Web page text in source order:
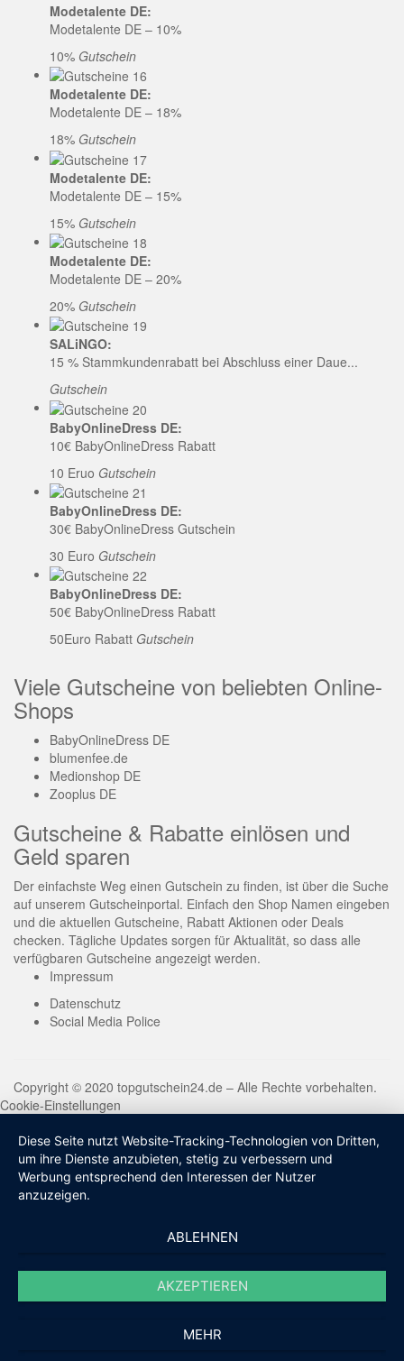
Modetalente DE:
Modetalente DE – 10%
10% Gutschein
Modetalente DE:
Modetalente DE – 18%
18% Gutschein
Modetalente DE:
Modetalente DE – 15%
15% Gutschein
Modetalente DE:
Modetalente DE – 20%
20% Gutschein
SALiNGO:
15 % Stammkundenrabatt bei Abschluss einer Daue...
Gutschein
BabyOnlineDress DE:
10€ BabyOnlineDress Rabatt
10 Eruo Gutschein
BabyOnlineDress DE:
30€ BabyOnlineDress Gutschein
30 Euro Gutschein
BabyOnlineDress DE:
50€ BabyOnlineDress Rabatt
50Euro Rabatt Gutschein
Viele Gutscheine von beliebten Online-
Shops
BabyOnlineDress DE
blumenfee.de
Medionshop DE
Zooplus DE
Gutscheine & Rabatte einlösen und
Geld sparen
Der einfachste Weg einen Gutschein zu finden, ist über die Suche
auf unserem Gutscheinportal. Einfach den Shop Namen eingeben
und die aktuellen Gutscheine, Rabatt Aktionen oder Deals
checken. Tägliche Updates sorgen für Aktualität, so dass alle
verfügbaren Gutscheine angezeigt werden.
Impressum
Datenschutz
Social Media Police
Copyright © 2020 topgutschein24.de – Alle Rechte vorbehalten.
Cookie-Einstellungen
Diese Seite nutzt Website-Tracking-Technologien von Dritten,
um ihre Dienste anzubieten, stetig zu verbessern und
Werbung entsprechend den Interessen der Nutzer
anzuzeigen.
ABLEHNEN
AKZEPTIEREN
MEHR